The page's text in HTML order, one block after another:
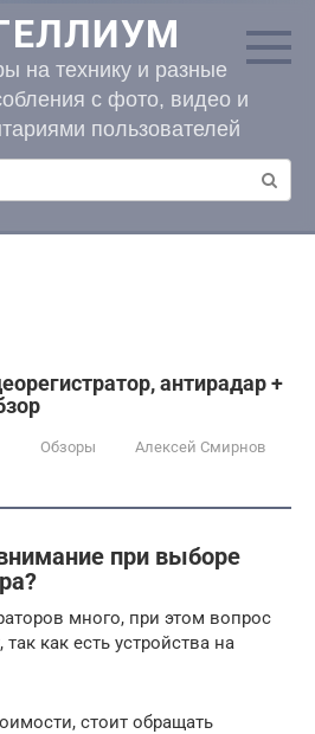
на технику и разные
с фото, видео и
пользователей
антирадар +
Обзоры Алексей Смирнов
при выборе
много, при этом вопрос
как есть устройства на
стоит обращать